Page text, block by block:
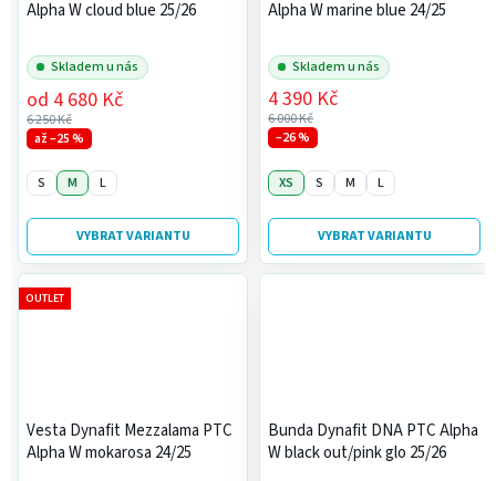
Alpha W cloud blue 25/26
Skladem u nás
6 250 Kč
od 4 680 Kč
až –25 %
VYBRAT VARIANTU
S M L
Alpha W marine blue 24/25
Skladem u nás
6 000 Kč
4 390 Kč
–26 %
VYBRAT VARIANTU
XS S M L
Vesta Dynafit Mezzalama PTC
Alpha W mokarosa 24/25
OUTLET
Bunda Dynafit DNA PTC Alpha
W black out/pink glo 25/26